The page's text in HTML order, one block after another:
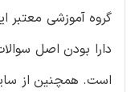
گروه آموزشی معتبر
است. همچنین از